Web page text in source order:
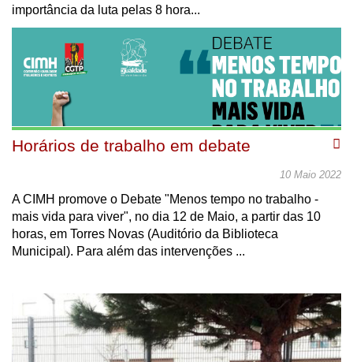
importância da luta pelas 8 hora...
Horários de trabalho em debate
10 Maio 2022
A CIMH promove o Debate "Menos tempo no trabalho -
mais vida para viver", no dia 12 de Maio, a partir das 10
horas, em Torres Novas (Auditório da Biblioteca
Municipal). Para além das intervenções ...